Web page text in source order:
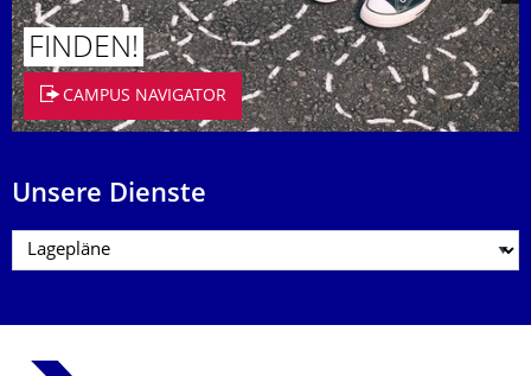
FINDEN!
CAMPUS NAVIGATOR
Unsere Dienste